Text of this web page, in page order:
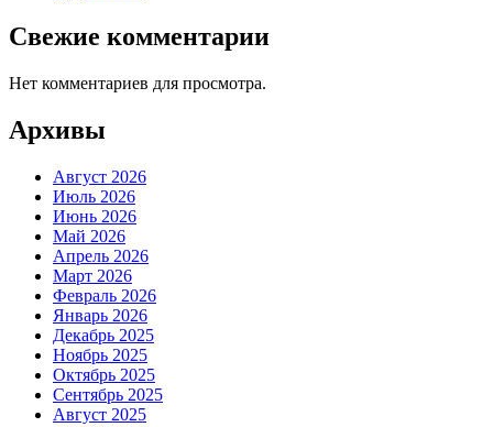
Свежие комментарии
Нет комментариев для просмотра.
Архивы
Август 2026
Июль 2026
Июнь 2026
Май 2026
Апрель 2026
Март 2026
Февраль 2026
Январь 2026
Декабрь 2025
Ноябрь 2025
Октябрь 2025
Сентябрь 2025
Август 2025